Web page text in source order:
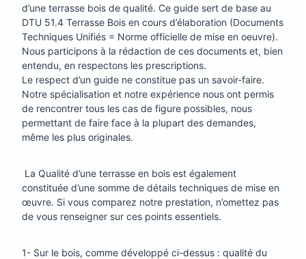
d’une terrasse bois de qualité. Ce guide sert de base au
DTU 51.4 Terrasse Bois en cours d’élaboration (Documents
Techniques Unifiés = Norme officielle de mise en oeuvre).
Nous participons à la rédaction de ces documents et, bien
entendu, en respectons les prescriptions.
Le respect d’un guide ne constitue pas un savoir-faire.
Notre spécialisation et notre expérience nous ont permis
de rencontrer tous les cas de figure possibles, nous
permettant de faire face à la plupart des demandes,
même les plus originales.
La Qualité d’une terrasse en bois est également
constituée d’une somme de détails techniques de mise en
œuvre. Si vous comparez notre prestation, n’omettez pas
de vous renseigner sur ces points essentiels.
1- Sur le bois, comme développé ci-dessus : qualité du